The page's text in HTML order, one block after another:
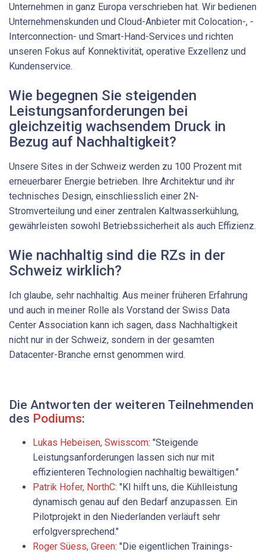
Unternehmen in ganz Europa verschrieben hat. Wir bedienen
Unternehmenskunden und Cloud-Anbieter mit Colocation-, ­
Interconnection- und Smart-Hand-Services und richten
unseren Fokus auf Konnektivität, operative Exzellenz und
Kundenservice.
Wie begegnen Sie steigenden
Leistungsanforderungen bei
gleichzeitig wachsendem Druck in
Bezug auf Nachhaltigkeit?
Unsere Sites in der Schweiz werden zu 100 Prozent mit
erneuerbarer Energie betrieben. Ihre Architektur und ihr
technisches Design, einschliesslich einer 2N-
Stromverteilung und einer zentralen Kaltwasserkühlung,
gewährleisten sowohl Betriebssicherheit als auch Effizienz.
Wie nachhaltig sind die RZs in der
Schweiz wirklich?
Ich glaube, sehr nachhaltig. Aus meiner früheren Erfahrung
und auch in meiner Rolle als Vorstand der Swiss Data
Center Association kann ich sagen, dass Nachhaltigkeit
nicht nur in der Schweiz, sondern in der gesamten
Datacenter-Branche ernst genommen wird.
Die Antworten der weiteren Teilnehmenden
des Podiums:
Lukas ­Hebeisen, ­Swisscom: "Steigende
Leistungsanforderungen lassen sich nur mit
effizienteren Technologien nachhaltig bewältigen."
Patrik Hofer, NorthC: "KI hilft uns, die Kühlleistung
dynamisch genau auf den Bedarf anzupassen. Ein
Pilotprojekt in den Niederlanden verläuft sehr
erfolgversprechend."
Roger Süess, Green: "Die eigentlichen Trainings-